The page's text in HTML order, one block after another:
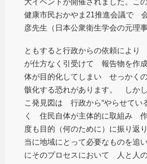
大イベントが開催されました。こ
健康市民おかやま21推進会議で
彦先生（日本公衆衛生学会の元理
ともすると行政からの依頼により
が仕方なく引受けて 報告物を作
体が目的化してしまい せっかく
骸化する恐れがあります。 しか
こ発見図は 行政から“やらせてい
く 住民自体が主体的に取組み
度も目的（何のために）に振り返
当に地域にとって必要なものを追
にそのプロセスにおいて 人と人